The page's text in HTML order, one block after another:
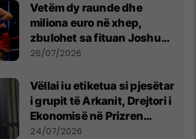
Vetëm dy raunde dhe
miliona euro në xhep,
zbulohet sa fituan Joshua
e Prenga
26/07/2026
Vëllai iu etiketua si pjesëtar
i grupit të Arkanit, Drejtori i
Ekonomisë në Prizren
mohon pretendimet
24/07/2026